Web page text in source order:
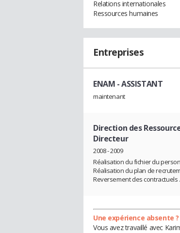
Relations internationales
Ressources humaines
Entreprises
ENAM - ASSISTANT
maintenant
Direction des
Directeur
2008 - 2009
Réalisation du fichier du
Réalisation du plan de
Reversement des contractuels
Une expérience absente ?
Vous avez travaillé avec